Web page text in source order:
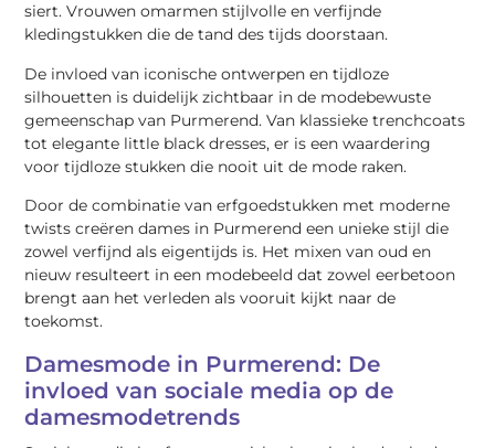
siert. Vrouwen omarmen stijlvolle en verfijnde
kledingstukken die de tand des tijds doorstaan.
De invloed van iconische ontwerpen en tijdloze
silhouetten is duidelijk zichtbaar in de modebewuste
gemeenschap van Purmerend. Van klassieke trenchcoats
tot elegante little black dresses, er is een waardering
voor tijdloze stukken die nooit uit de mode raken.
Door de combinatie van erfgoedstukken met moderne
twists creëren dames in Purmerend een unieke stijl die
zowel verfijnd als eigentijds is. Het mixen van oud en
nieuw resulteert in een modebeeld dat zowel eerbetoon
brengt aan het verleden als vooruit kijkt naar de
toekomst.
Damesmode in Purmerend: De
invloed van sociale media op de
damesmodetrends